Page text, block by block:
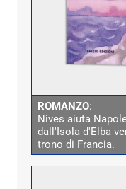
ROMANZO:
Nives aiuta
dall'Isola d'Elba
trono di Francia.